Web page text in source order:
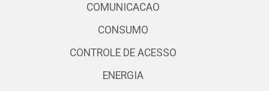
COMUNICACAO
CONSUMO
CONTROLE DE ACESSO
ENERGIA